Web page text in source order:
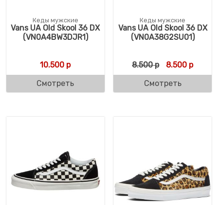
Кеды мужские
Vans UA Old Skool 36 DX
(VN0A4BW3DJR1)
10.500 р
Смотреть
Кеды мужские
Vans UA Old Skool 36 DX
(VN0A38G2SU01)
8.500р 8.500 р
Смотреть